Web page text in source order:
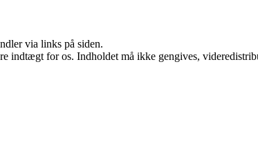
via links på siden.
for os. Indholdet må ikke gengives,